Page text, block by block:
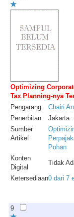
Optimizing
Tax Planning-nya
Pengarang
Chairi
Penerbitan
Jakarta
Sumber
Artikel
Pohan
Konten
Digital
Tidak
Ketersediaan0 dari 7
9